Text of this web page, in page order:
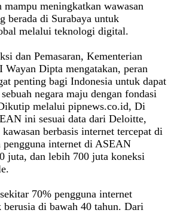
meningkatkan wawasan
berada di Surabaya untuk
melalui teknologi digital.
dan Pemasaran, Kementerian
Dipta mengatakan, peran
penting bagi Indonesia untuk dapat
negara maju dengan fondasi
melalui pipnews.co.id, Di
ini sesuai data dari Deloitte,
berbasis internet tercepat di
internet di ASEAN
juta, dan lebih 700 juta koneksi
70% pengguna internet
berusia di bawah 40 tahun. Dari